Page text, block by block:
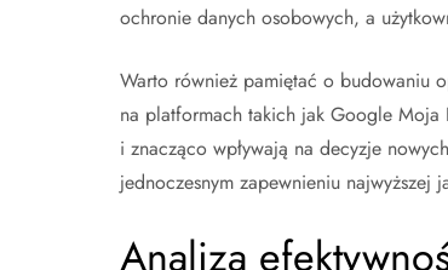
ochronie danych osobowych, a
Warto również pamiętać o budowaniu
na platformach takich jak Google Moja
i znacząco wpływają na decyzje
jednoczesnym zapewnieniu
Analiza